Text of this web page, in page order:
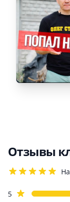
Отзывы
Review data
5star reviews